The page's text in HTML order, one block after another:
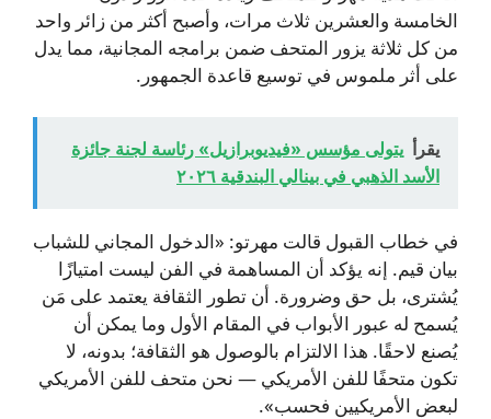
الخامسة والعشرين ثلاث مرات، وأصبح أكثر من زائر واحد
من كل ثلاثة يزور المتحف ضمن برامجه المجانية، مما يدل
على أثر ملموس في توسيع قاعدة الجمهور.
يقرأ يتولى مؤسس «فيديوبرازيل» رئاسة لجنة جائزة
الأسد الذهبي في بينالي البندقية ٢٠٢٦
في خطاب القبول قالت مهرتو: «الدخول المجاني للشباب
بيان قيم. إنه يؤكد أن المساهمة في الفن ليست امتيازًا
يُشترى، بل حق وضرورة. أن تطور الثقافة يعتمد على مَن
يُسمح له عبور الأبواب في المقام الأول وما يمكن أن
يُصنع لاحقًا. هذا الالتزام بالوصول هو الثقافة؛ بدونه، لا
تكون متحفًا للفن الأمريكي — نحن متحف للفن الأمريكي
لبعض الأمريكيين فحسب».